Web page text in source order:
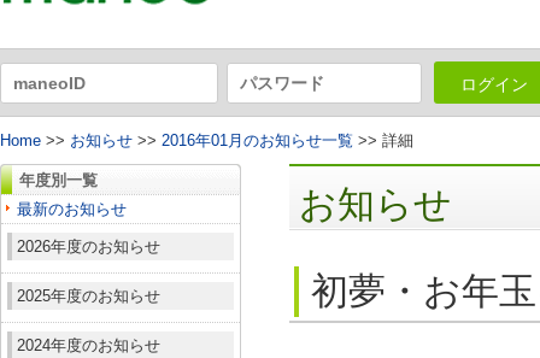
ログイン
Home >> お知らせ >> 2016年01月のお知らせ一覧 >> 詳細
年度別一覧
最新のお知らせ
2026年度のお知らせ
2025年度のお知らせ
2024年度のお知らせ
お知らせ
初夢・お年